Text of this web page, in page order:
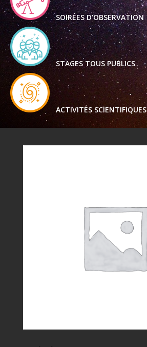
SOIRÉES D'OBSERVATION
STAGES TOUS PUBLICS
ACTIVITÉS SCIENTIFIQUES